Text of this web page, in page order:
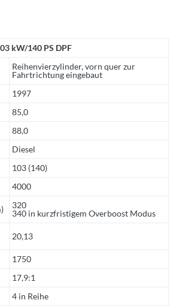
kW/140 PS DPF
Reihenvierzylinder, vorn quer zur
Fahrtrichtung eingebaut
1997
85,0
88,0
Diesel
103 (140)
4000
320
340 in kurzfristigem Overboost Modus
20,13
1750
17,9:1
4 in Reihe